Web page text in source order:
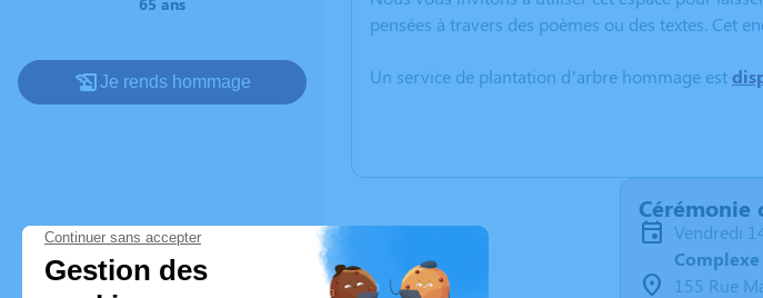
Je rends hommage
pensées à travers des poèmes ou des textes. Cet
Un service de plantation d’arbre hommage est
Cérémonie
vendredi
155 Rue